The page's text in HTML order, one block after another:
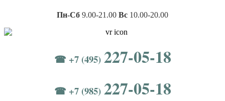
Пн-Сб 9.00-21.00 Вс 10.00-20.00
☎ +7 (495) 227-05-18
☎ +7 (985) 227-05-18